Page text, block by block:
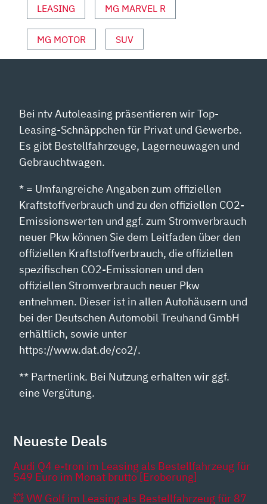
LEASING MG MARVEL R
MG MOTOR SUV
Bei ntv Autoleasing präsentieren wir Top-
Leasing-Schnäppchen für Privat und Gewerbe.
Es gibt Bestellfahrzeuge, Lagerneuwagen und
Gebrauchtwagen.
* = Umfangreiche Angaben zum offiziellen
Kraftstoffverbrauch und zu den offiziellen CO2-
Emissionswerten und ggf. zum Stromverbrauch
neuer Pkw können Sie dem Leitfaden über den
offiziellen Kraftstoffverbrauch, die offiziellen
spezifischen CO2-Emissionen und den
offiziellen Stromverbrauch neuer Pkw
entnehmen. Dieser ist in allen Autohäusern und
bei der Deutschen Automobil Treuhand GmbH
erhältlich, sowie unter
https://www.dat.de/co2/.
** Partnerlink. Bei Nutzung erhalten wir ggf.
eine Vergütung.
Neueste Deals
Audi Q4 e-tron im Leasing als Bestellfahrzeug für
549 Euro im Monat brutto [Eroberung]
💥 VW Golf im Leasing als Bestellfahrzeug für 87